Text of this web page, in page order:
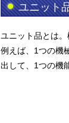
ユニット
ユニット品とは
例えば、1つの機
出して、1つの機